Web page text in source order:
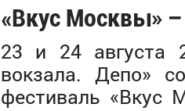
«Вкус Москвы»
23 и 24 августа
вокзала. Депо»
фестиваль «Вкус